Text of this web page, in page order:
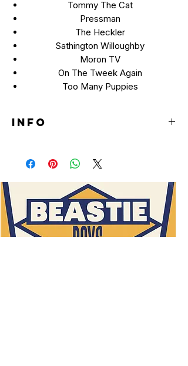
Tommy The Cat
Pressman
The Heckler
Sathington Willoughby
Moron TV
On The Tweek Again
Too Many Puppies
INFO